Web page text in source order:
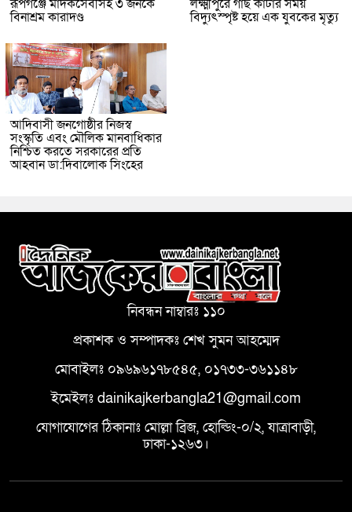
রূপগঞ্জে মাদকসেবীসহ ৩ জনকে
বিনাশ্রম কারাদণ্ড
লক্ষ্মীপুরে গাছ কাটার সময়
বিদ্যুৎস্পৃষ্ট হয়ে এক যুবকের মৃত্যু
আদিবাসী জনগোষ্ঠীর নিজস্ব
সংস্কৃতি এবং মৌলিক মানবাধিকার
নিশ্চিত করতে সরকারের প্রতি
আহবান ডা:দিবালোক সিংহের
নিবন্ধন নাম্বারঃ ১১০
প্রকাশক ও সম্পাদকঃ শেখ সুমন আহম্মেদ
মোবাইলঃ ০৯৬৯৬১৭৮৫৪৫, ০১৭৩৩-৩৬১১৪৮
ইমেইলঃ dainikajkerbangla21@gmail.com
যোগাযোগের ঠিকানাঃ মোল্লা ব্রিজ, হোল্ডিং-০/২, যাত্রাবাড়ী,
ঢাকা-১২৬৩।